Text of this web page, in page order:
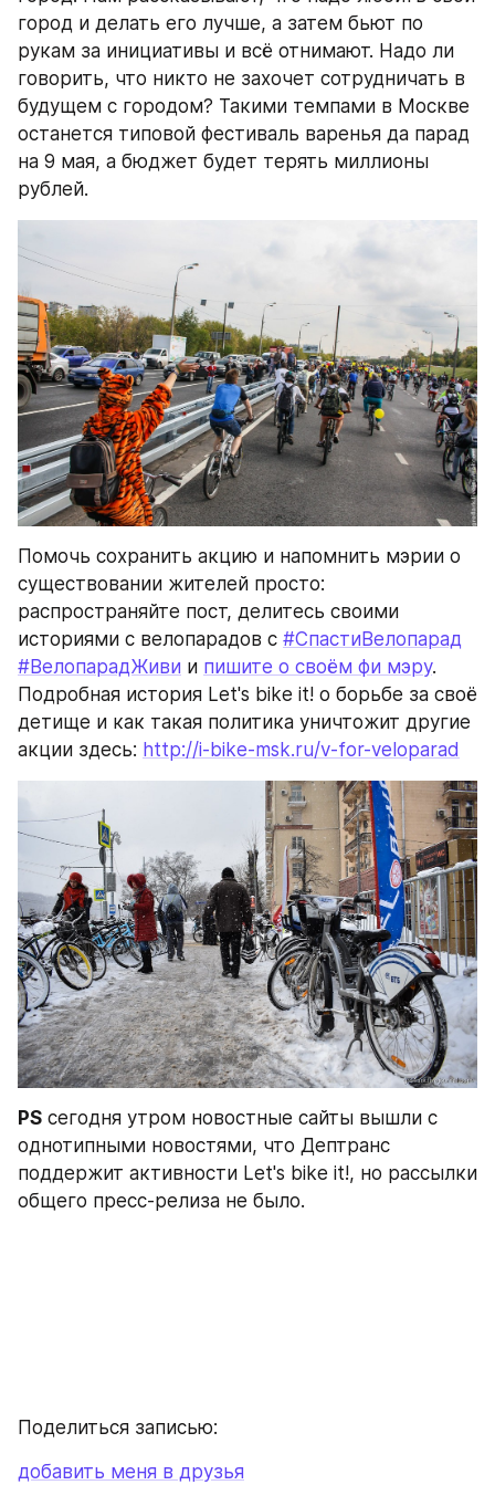
город и делать его лучше, а затем бьют по
рукам за инициативы и всё отнимают. Надо ли
говорить, что никто не захочет сотрудничать в
будущем с городом? Такими темпами в Москве
останется типовой фестиваль варенья да парад
на 9 мая, а бюджет будет терять миллионы
рублей.
Помочь сохранить акцию и напомнить мэрии о
существовании жителей просто:
распространяйте пост, делитесь своими
историями с велопарадов с #СпастиВелопарад
#ВелопарадЖиви и пишите о своём фи мэру.
Подробная история Let's bike it! о борьбе за своё
детище и как такая политика уничтожит другие
акции здесь: http://i-bike-msk.ru/v-for-veloparad
PS сегодня утром новостные сайты вышли с
однотипными новостями, что Дептранс
поддержит активности Let's bike it!, но рассылки
общего пресс-релиза не было.
Поделиться записью:
добавить меня в друзья